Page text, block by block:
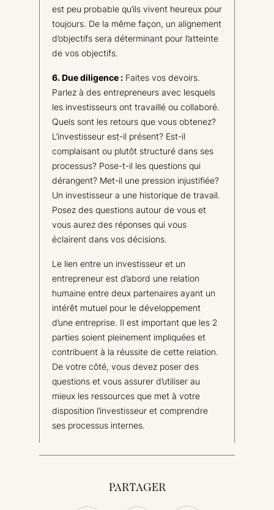
est peu probable qu’ils vivent heureux pour
toujours. De la même façon, un alignement
d’objectifs sera déterminant pour l’atteinte
de vos objectifs.
6. Due diligence : Faites vos devoirs.
Parlez à des entrepreneurs avec lesquels
les investisseurs ont travaillé ou collaboré.
Quels sont les retours que vous obtenez?
L’investisseur est-il présent? Est-il
complaisant ou plutôt structuré dans ses
processus? Pose-t-il les questions qui
dérangent? Met-il une pression injustifiée?
Un investisseur a une historique de travail.
Posez des questions autour de vous et
vous aurez des réponses qui vous
éclairent dans vos décisions.
Le lien entre un investisseur et un
entrepreneur est d’abord une relation
humaine entre deux partenaires ayant un
intérêt mutuel pour le développement
d’une entreprise. Il est important que les 2
parties soient pleinement impliquées et
contribuent à la réussite de cette relation.
De votre côté, vous devez poser des
questions et vous assurer d’utiliser au
mieux les ressources que met à votre
disposition l’investisseur et comprendre
ses processus internes.
PARTAGER